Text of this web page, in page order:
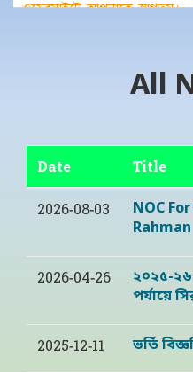
ওয়েবসাইটে আপনাকে স্বাগতম।
All
Date Title
2026-08-03
NOC
Rahman
2026-04-26
২০২৫-
পর্যায়ে
2025-12-11 ভর্তি